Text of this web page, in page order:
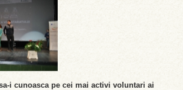
i cunoasca pe cei mai activi voluntari ai